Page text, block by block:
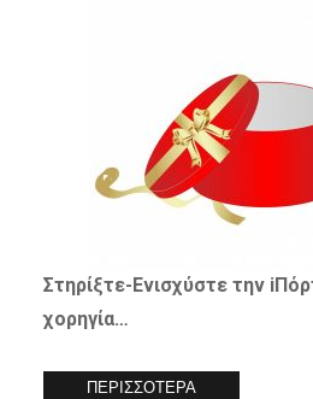
Στηρίξτε- Ενισχύστετην
χορηγία…
ΠΕΡΙΣΣΟΤΕΡΑ